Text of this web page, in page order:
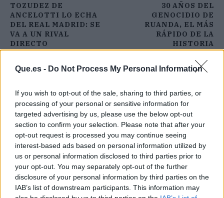
Que.es - Do Not Process My Personal Information
If you wish to opt-out of the sale, sharing to third parties, or
processing of your personal or sensitive information for
targeted advertising by us, please use the below opt-out
section to confirm your selection. Please note that after your
opt-out request is processed you may continue seeing
interest-based ads based on personal information utilized by
us or personal information disclosed to third parties prior to
your opt-out. You may separately opt-out of the further
disclosure of your personal information by third parties on the
IAB’s list of downstream participants. This information may
TOZUDEZ DE
ANCELOTTI LO ECHA
DEL REAL MADRID: SE
VA A UN RIVAL
DIRECTO
30 AÑOS DEL
GENOCIDIO DE
RUANDA, EL MÁS
RÁPIDO DE LA
HISTORIA